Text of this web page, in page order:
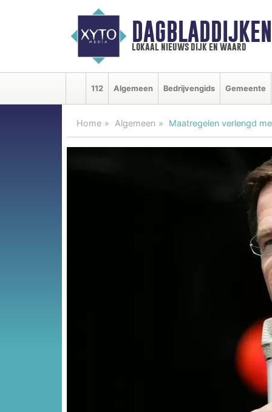
lokaal nieuws dijk en waard
112 Algemeen Bedrijvengids Gemeente
Home Algemeen Maatregelen verlengd